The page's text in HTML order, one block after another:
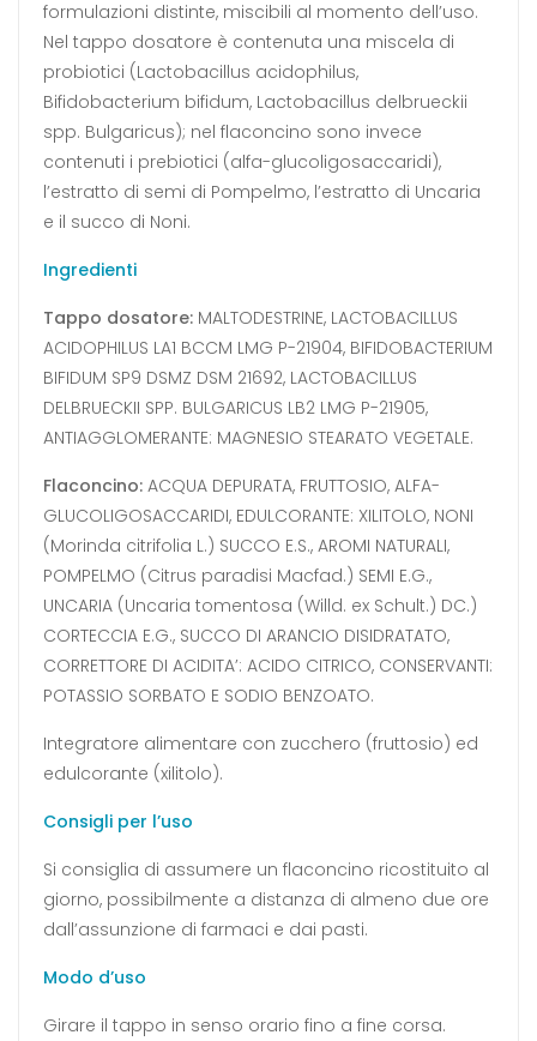
formulazioni distinte, miscibili al momento dell’uso.
Nel tappo dosatore è contenuta una miscela di
probiotici (Lactobacillus acidophilus,
Bifidobacterium bifidum, Lactobacillus delbrueckii
spp. Bulgaricus); nel flaconcino sono invece
contenuti i prebiotici (alfa-glucoligosaccaridi),
l’estratto di semi di Pompelmo, l’estratto di Uncaria
e il succo di Noni.
Ingredienti
Tappo dosatore: MALTODESTRINE, LACTOBACILLUS
ACIDOPHILUS LA1 BCCM LMG P-21904, BIFIDOBACTERIUM
BIFIDUM SP9 DSMZ DSM 21692, LACTOBACILLUS
DELBRUECKII SPP. BULGARICUS LB2 LMG P-21905,
ANTIAGGLOMERANTE: MAGNESIO STEARATO VEGETALE.
Flaconcino: ACQUA DEPURATA, FRUTTOSIO, ALFA-
GLUCOLIGOSACCARIDI, EDULCORANTE: XILITOLO, NONI
(Morinda citrifolia L.) SUCCO E.S., AROMI NATURALI,
POMPELMO (Citrus paradisi Macfad.) SEMI E.G.,
UNCARIA (Uncaria tomentosa (Willd. ex Schult.) DC.)
CORTECCIA E.G., SUCCO DI ARANCIO DISIDRATATO,
CORRETTORE DI ACIDITA’: ACIDO CITRICO, CONSERVANTI:
POTASSIO SORBATO E SODIO BENZOATO.
Integratore alimentare con zucchero (fruttosio) ed
edulcorante (xilitolo).
Consigli per l’uso
Si consiglia di assumere un flaconcino ricostituito al
giorno, possibilmente a distanza di almeno due ore
dall’assunzione di farmaci e dai pasti.
Modo d’uso
Girare il tappo in senso orario fino a fine corsa.